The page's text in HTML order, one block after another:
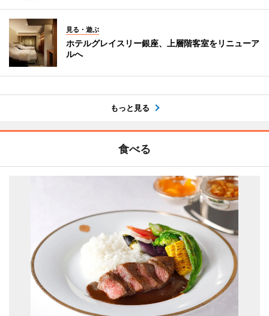
見る・遊ぶ
ホテルグレイスリー銀座、上層階客室をリニューア
ルへ
もっと見る
食べる